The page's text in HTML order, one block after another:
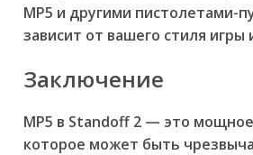
MP5 и другими пистолетами-
зависит от вашего стиля
Заключение
MP5 в Standoff 2 — это
которое может быть